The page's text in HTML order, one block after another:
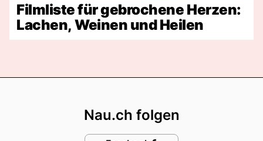
Filmliste für gebrochene Herzen:
Lachen, Weinen und Heilen
Nau.ch folgen